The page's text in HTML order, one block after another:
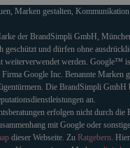
Marken gestalten, Kommunikation
der BrandSimpli GmbH,
und dürfen ohne
weiterverwendet werden. Google™
Google Inc. Benannte Marken
Die BrandSimpli GmbH
an.
erfolgen nicht durch die
mit Google oder
dieser Webseite. Zu Ratgebern .